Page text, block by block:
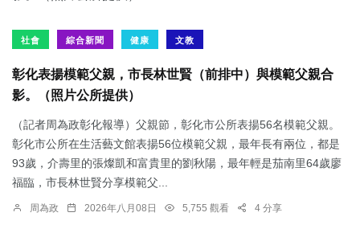
社會 綜合新聞 健康 文教
彰化表揚模範父親，市長林世賢（前排中）與模範父親合
影。（照片公所提供）
（記者周為政彰化報導）父親節，彰化市公所表揚56名模範父親。
彰化市公所在生活藝文館表揚56位模範父親，最年長有兩位，都是
93歲，介壽里的張燦凱和富貴里的劉秋陽，最年輕是茄南里64歲廖
福臨，市長林世賢分享模範父...
周為政 2026年八月08日 5,755 觀看 4 分享